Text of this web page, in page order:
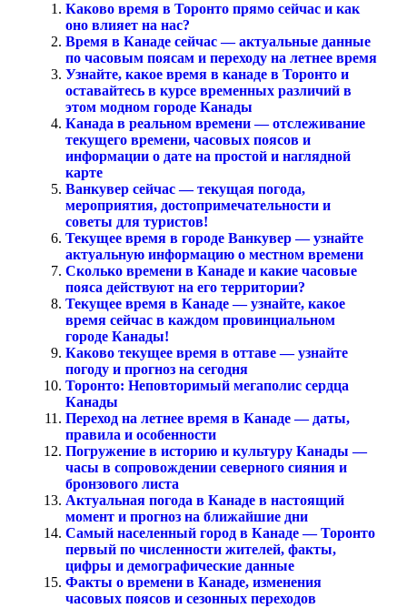
Каково время в Торонто прямо сейчас и как
оно влияет на нас?
Время в Канаде сейчас — актуальные данные
по часовым поясам и переходу на летнее время
Узнайте, какое время в канаде в Торонто и
оставайтесь в курсе временных различий в
этом модном городе Канады
Канада в реальном времени — отслеживание
текущего времени, часовых поясов и
информации о дате на простой и наглядной
карте
Ванкувер сейчас — текущая погода,
мероприятия, достопримечательности и
советы для туристов!
Текущее время в городе Ванкувер — узнайте
актуальную информацию о местном времени
Сколько времени в Канаде и какие часовые
пояса действуют на его территории?
Текущее время в Канаде — узнайте, какое
время сейчас в каждом провинциальном
городе Канады!
Каково текущее время в оттаве — узнайте
погоду и прогноз на сегодня
Торонто: Неповторимый мегаполис сердца
Канады
Переход на летнее время в Канаде — даты,
правила и особенности
Погружение в историю и культуру Канады —
часы в сопровождении северного сияния и
бронзового листа
Актуальная погода в Канаде в настоящий
момент и прогноз на ближайшие дни
Самый населенный город в Канаде — Торонто
первый по численности жителей, факты,
цифры и демографические данные
Факты о времени в Канаде, изменения
часовых поясов и сезонных переходов